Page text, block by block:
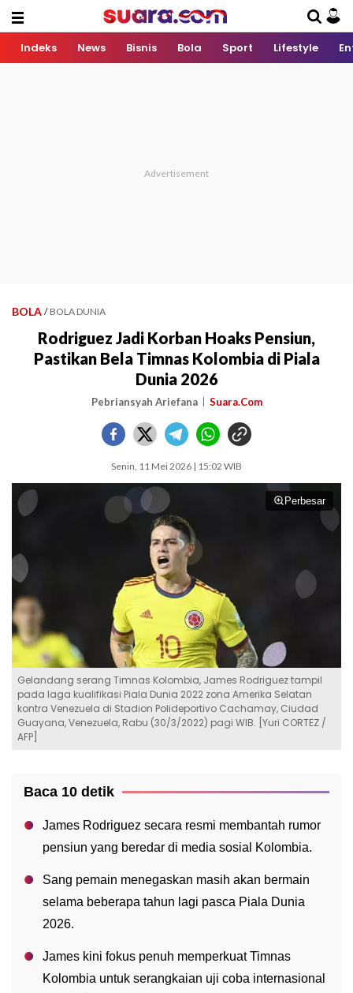
Indeks News Bisnis Bola Sport Lifestyle
BOLA / BOLA DUNIA
Rodriguez Jadi Korban Hoaks Pensiun,
Pastikan Bela Timnas Kolombia di Piala
Dunia 2026
Pebriansyah Ariefana Suara.Com
Senin, 11 Mei 2026 | 15:02 WIB
Perbesar
Gelandang serang Timnas Kolombia, James Rodriguez tampil
pada laga kualifikasi Piala Dunia 2022 zona Amerika Selatan
kontra Venezuela di Stadion Polideportivo Cachamay, Ciudad
Guayana, Venezuela, Rabu (30/3/2022) pagi WIB. [Yuri CORTEZ /
AFP]
Baca 10 detik
James Rodriguez secara resmi membantah rumor
pensiun yang beredar di media sosial Kolombia.
Sang pemain menegaskan masih akan bermain
selama beberapa tahun lagi pasca Piala Dunia
2026.
James kini fokus penuh memperkuat Timnas
Kolombia untuk serangkaian uji coba internasional